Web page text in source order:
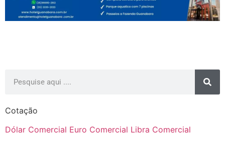
Cotação
Dólar Comercial Euro Comercial Libra Comercial